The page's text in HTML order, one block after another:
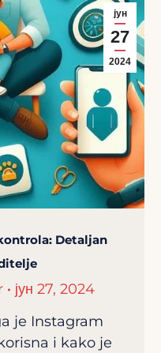
јун
27
2024
Detaljan
јун 27, 2024
je Instagram
i kako je